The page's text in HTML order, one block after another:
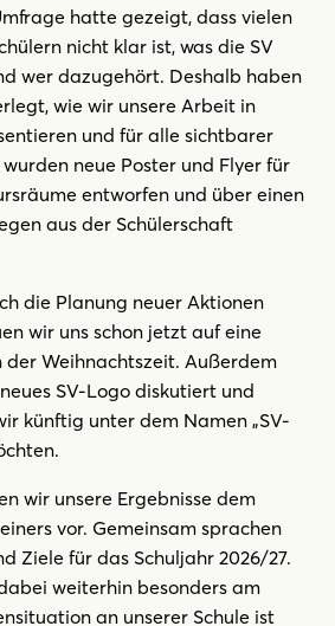
hatte gezeigt, dass vielen
nicht klar ist, was die SV
wer dazugehört. Deshalb haben
wie wir unsere Arbeit in
und für alle sichtbarer
neue Poster und Flyer für
entworfen und über einen
aus der Schülerschaft
die Planung neuer Aktionen
wir uns schon jetzt auf eine
Weihnachtszeit. Außerdem
SV-Logo diskutiert und
künftig unter dem Namen „SV-
wir unsere Ergebnisse dem
vor. Gemeinsam sprachen
Ziele für das Schuljahr 2026/27.
weiterhin besonders am
an unserer Schule ist